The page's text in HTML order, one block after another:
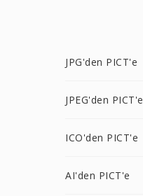
JPG'den PICT'e
JPEG'den PICT'e
ICO'den PICT'e
AI'den PICT'e